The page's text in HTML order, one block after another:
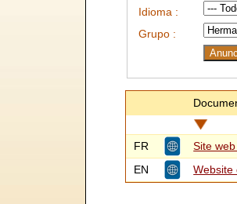
Idioma :
Grupo :
FR
Site
EN
Website